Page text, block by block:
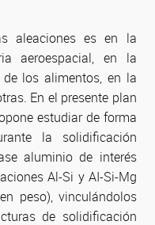
aleaciones es en la
aeroespacial, en la
los alimentos, en la
En el presente plan
estudiar de forma
la solidificación
aluminio de interés
Al-Si y AI-Si-Mg
peso), vinculándolos
de solidificación